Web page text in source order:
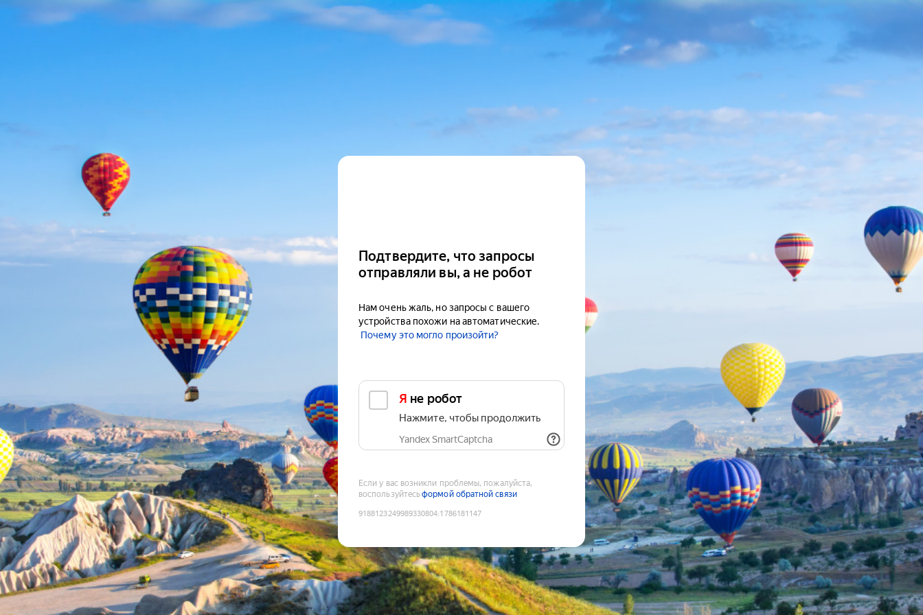
Подтвердите, что запросы
отправляли вы, а не робот
Нам очень жаль, но запросы с вашего
устройства похожи на автоматические.
Почему это могло произойти?
Я не робот
Нажмите, чтобы продолжить
Yandex SmartCaptcha
Если у вас возникли проблемы, пожалуйста,
воспользуйтесьформой обратной связи
9188123249989330804:1786181147